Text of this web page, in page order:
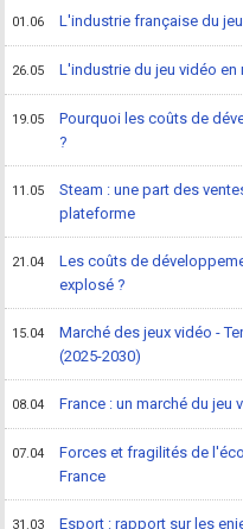
01.06 L'industrie française du
26.05 L'industrie du jeu vidéo en
19.05
Pourquoi les coûts de
?
11.05
Steam : une part des
plateforme
21.04
Les coûts de
explosé ?
15.04
Marché des jeux vidéo -
(2025-2030)
08.04 France : un marché du
07.04
Forces et fragilités de
France
31.03 Esport : rapport sur les